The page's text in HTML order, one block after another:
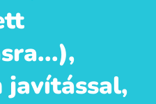
javítással,